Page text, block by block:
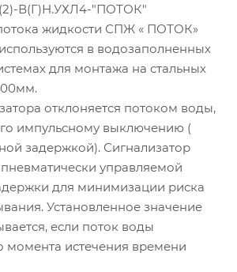
В(Г)Н.УХЛ4-"ПОТОК"
жидкости СПЖ « ПОТОК»
в водозаполненных
для монтажа на стальных
отклоняется потоком воды,
импульсному выключению (
задержкой). Сигнализатор
управляемой
для минимизации риска
Установленное значение
если поток воды
момента истечения времени